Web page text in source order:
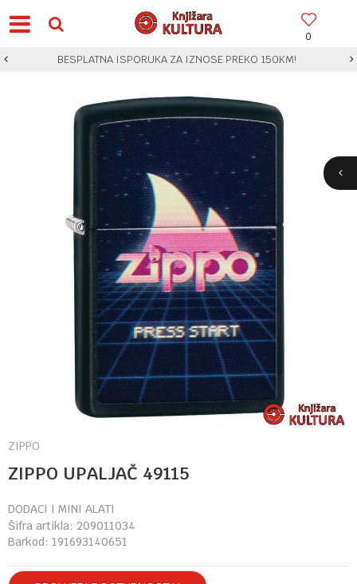
0
BESPLATNA ISPORUKA ZA IZNOSE PREKO 150KM!
ZIPPO
ZIPPO UPALJAČ 49115
DODACI I MINI ALATI
Šifra artikla: 209011034
Barkod: 191693140651